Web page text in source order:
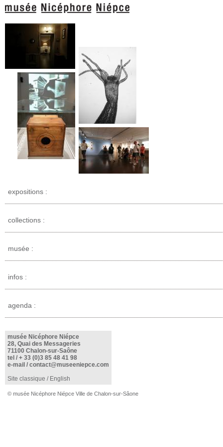
expositions :
collections :
musée :
infos :
agenda :
musée Nicéphore Niépce
28, Quai des Messageries
71100 Chalon-sur-Saône
tel / + 33 (0)3 85 48 41 98
e-mail / contact@museeniepce.com
Site classique / English
© musée Nicéphore Niépce Ville de Chalon-sur-Sâone